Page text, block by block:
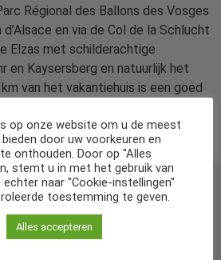
Régional des Ballons des Vosges
en via de Col de la Schlucht
Elzas met schilderachtige
en Kaysersberg en natuurlijk het
van het vakantiehuis is een goed
grote supermarkten vindt u bij
(20 km) en Gérardmer (18 km).
op onze website om u de meest
door uw voorkeuren en
onthouden. Door op "Alles
stemt u in met het gebruik van
echter naar "Cookie-instellingen"
toestemming te geven.
Alles accepteren